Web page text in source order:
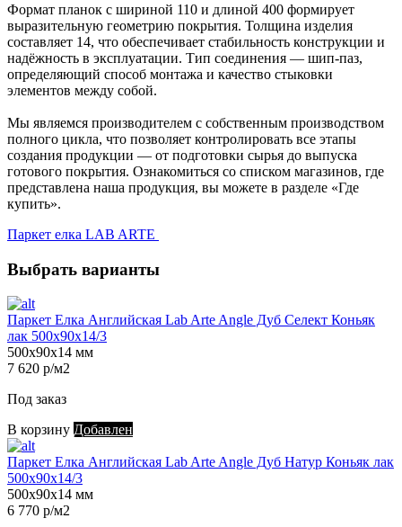
Формат планок с шириной 110 и длиной 400 формирует
выразительную геометрию покрытия. Толщина изделия
составляет 14, что обеспечивает стабильность конструкции и
надёжность в эксплуатации. Тип соединения — шип-паз,
определяющий способ монтажа и качество стыковки
элементов между собой.
Мы являемся производителем с собственным производством
полного цикла, что позволяет контролировать все этапы
создания продукции — от подготовки сырья до выпуска
готового покрытия. Ознакомиться со списком магазинов, где
представлена наша продукция, вы можете в разделе «Где
купить».
Паркет елка LAB ARTE
Выбрать варианты
Паркет Елка Английская Lab Arte Angle Дуб Селект Коньяк
лак 500х90х14/3
500х90х14 мм
7 620 р/м2
Под заказ
В корзину Добавлен
Паркет Елка Английская Lab Arte Angle Дуб Натур Коньяк лак
500х90х14/3
500х90х14 мм
6 770 р/м2